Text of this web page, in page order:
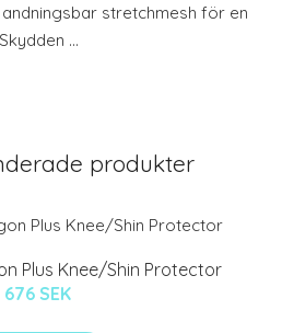
stretchmesh för en
…
produkter
Plus Knee/Shin Protector
676 SEK